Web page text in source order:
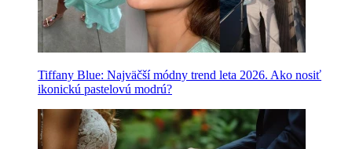
Tiffany Blue: Najväčší módny trend leta 2026. Ako nosiť
ikonickú pastelovú modrú?